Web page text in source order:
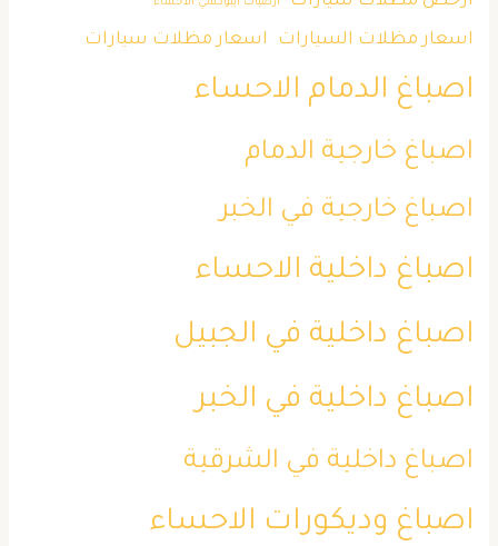
ارضيات ايبوكسي الاحساء
اسعار مظلات السيارات اسعار مظلات سيارات
اصباغ الدمام الاحساء
اصباغ خارجية الدمام
اصباغ خارجية في الخبر
اصباغ داخلية الاحساء
اصباغ داخلية في الجبيل
اصباغ داخلية في الخبر
اصباغ داخلية في الشرقية
اصباغ وديكورات الاحساء